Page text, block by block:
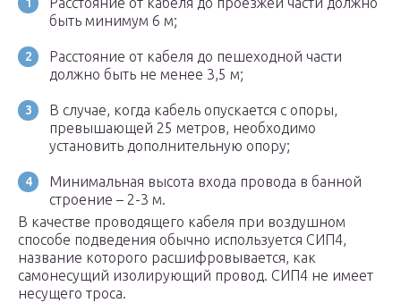
быть минимум 6 м;
Расстояние от кабеля до пешеходной части
должно быть не менее 3,5 м;
В случае, когда кабель опускается с опоры,
превышающей 25 метров, необходимо
установить дополнительную опору;
Минимальная высота входа провода в банной
строение – 2-3 м.
В качестве проводящего кабеля при воздушном
способе подведения обычно используется СИП4,
название которого расшифровывается, как
самонесущий изолирующий провод. СИП4 не имеет
несущего троса.